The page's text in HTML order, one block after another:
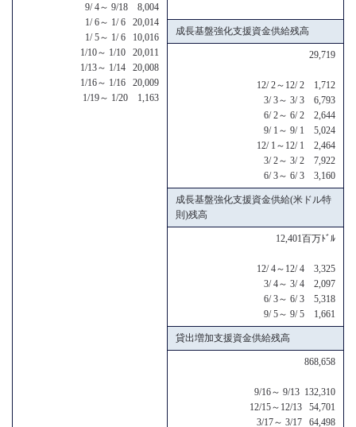
9/ 4～ 9/18 8,004
1/ 6～ 1/ 6 20,014
1/ 5～ 1/ 6 10,016
1/10～ 1/10 20,011
1/13～ 1/14 20,008
1/16～ 1/16 20,009
1/19～ 1/20 1,163
成長基盤強化支援資金供給残高
29,719
12/ 2～12/ 2 1,712
3/ 3～ 3/ 3 6,793
6/ 2～ 6/ 2 2,644
9/ 1～ 9/ 1 5,024
12/ 1～12/ 1 2,464
3/ 2～ 3/ 2 7,922
6/ 3～ 6/ 3 3,160
成長基盤強化支援資金供給(米ドル特
則)残高
12,401百万ﾄﾞﾙ
12/ 4～12/ 4 3,325
3/ 4～ 3/ 4 2,097
6/ 3～ 6/ 3 5,318
9/ 5～ 9/ 5 1,661
貸出増加支援資金供給残高
868,658
9/16～ 9/13 132,310
12/15～12/13 54,701
3/17～ 3/17 64,498